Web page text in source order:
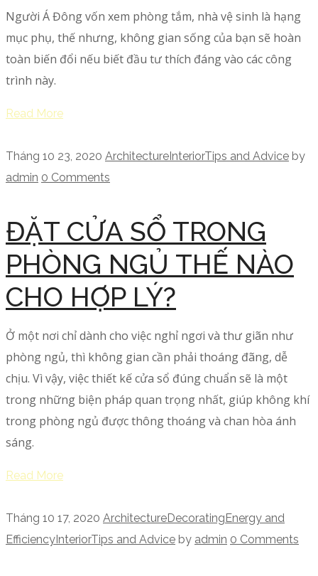
Người Á Đông vốn xem phòng tắm, nhà vệ sinh là hạng
mục phụ, thế nhưng, không gian sống của bạn sẽ hoàn
toàn biến đổi nếu biết đầu tư thích đáng vào các công
trình này.
Read More
Tháng 10 23, 2020 ArchitectureInteriorTips and Advice by
admin 0 Comments
ĐẶT CỬA SỔ TRONG
PHÒNG NGỦ THẾ NÀO
CHO HỢP LÝ?
Ở một nơi chỉ dành cho việc nghỉ ngơi và thư giãn như
phòng ngủ, thì không gian cần phải thoáng đãng, dễ
chịu. Vì vậy, việc thiết kế cửa sổ đúng chuẩn sẽ là một
trong những biện pháp quan trọng nhất, giúp không khí
trong phòng ngủ được thông thoáng và chan hòa ánh
sáng.
Read More
Tháng 10 17, 2020 ArchitectureDecoratingEnergy and
EfficiencyInteriorTips and Advice by admin 0 Comments